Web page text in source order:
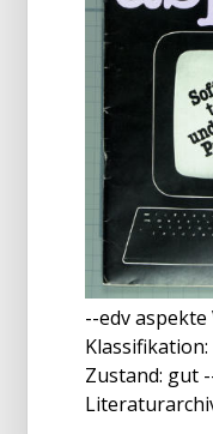
--edv
Zustand: gut